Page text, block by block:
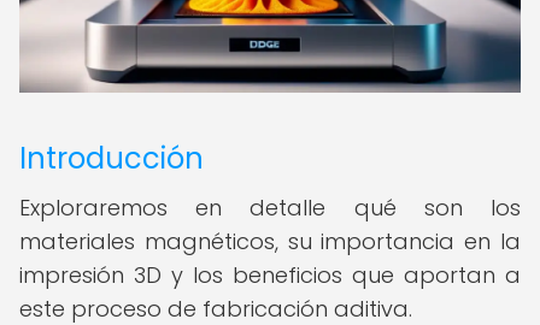
Introducción
Exploraremos en detalle qué son los
materiales magnéticos, su importancia en la
impresión 3D y los beneficios que aportan a
este proceso de fabricación aditiva.